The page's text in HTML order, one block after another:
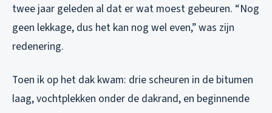
twee jaar geleden al dat er wat moest gebeuren. “Nog
geen lekkage, dus het kan nog wel even,” was zijn
redenering.
Toen ik op het dak kwam: drie scheuren in de bitumen
laag, vochtplekken onder de dakrand, en beginnende